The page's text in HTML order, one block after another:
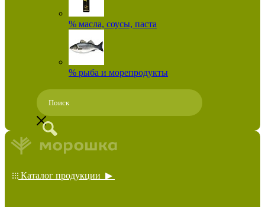
% масла, соусы, паста
% рыба и морепродукты
Каталог продукции ▶